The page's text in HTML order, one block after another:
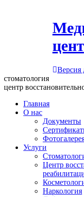
Версия
стоматология
центр
Главная
О нас
Документы
Услуги
Центр
Наркология